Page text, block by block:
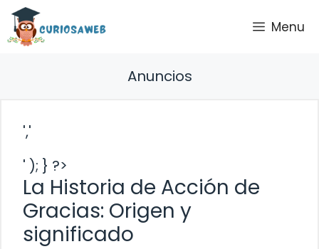
Saltar
contenido
Menu
Anuncios
','
' ); } ?>
La Historia de Acción de
Gracias: Origen y
significado